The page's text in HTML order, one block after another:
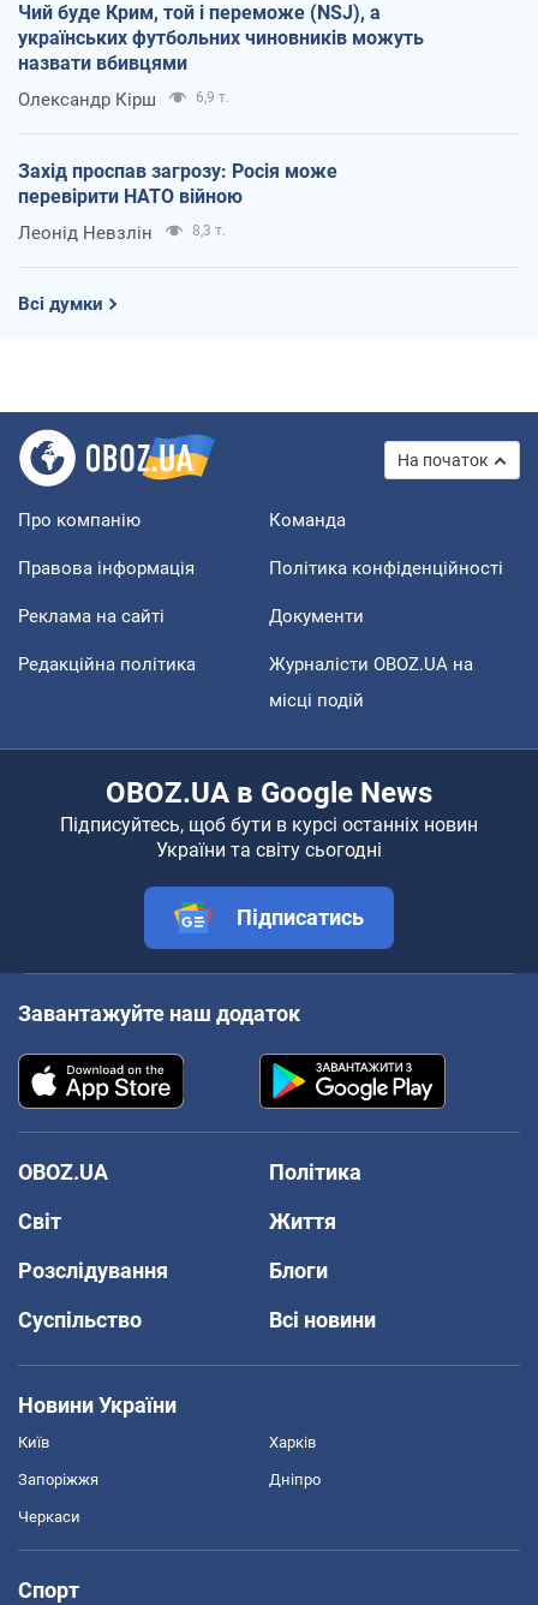
Чий буде Крим, той і переможе (NSJ), а
українських футбольних чиновників можуть
назвати вбивцями
Олександр Кірш 6,9 т.
Захід проспав загрозу: Росія може
перевірити НАТО війною
Леонід Невзлін 8,3 т.
Всі думки
На початок
Про компанію Команда
Правова інформація Політика конфіденційності
Реклама на сайті Документи
Редакційна політика
Журналісти OBOZ.UA на
місці подій
OBOZ.UA в Google News
Підписуйтесь, щоб бути в курсі останніх новин
України та світу сьогодні
Підписатись
Завантажуйте наш додаток
OBOZ.UA
Політика
Світ
Життя
Розслідування
Блоги
Суспільство
Всі новини
Новини України
Київ Харків
Запоріжжя Дніпро
Черкаси
Спорт